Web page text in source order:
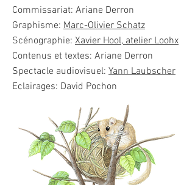
Commissariat: Ariane Derron
Graphisme: Marc-Olivier Schatz
Scénographie: Xavier Hool, atelier Loohx
Contenus et textes: Ariane Derron
Spectacle audiovisuel: Yann Laubscher
Eclairages: David Pochon